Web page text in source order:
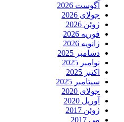
آگوست 2026
جولای 2026
ژوئن 2026
فوریه 2026
ژانویه 2026
دسامبر 2025
نوامبر 2025
اکتبر 2025
سپتامبر 2025
جولای 2020
آوریل 2020
ژوئن 2017
می 2017